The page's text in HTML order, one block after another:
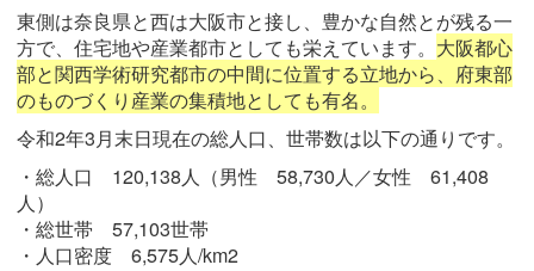
東側は奈良県と西は大阪市と接し、豊かな自然とが残る一
方で、住宅地や産業都市としても栄えています。 大阪都心
部と関西学術研究都市の中間に位置する立地から、府東部
のものづくり産業の集積地としても有名。
令和2年3月末日現在の総人口、世帯数は以下の通りです。
・総人口 120,138人（男性 58,730人／女性 61,408
人）
・総世帯 57,103世帯
・人口密度 6,575人/km2